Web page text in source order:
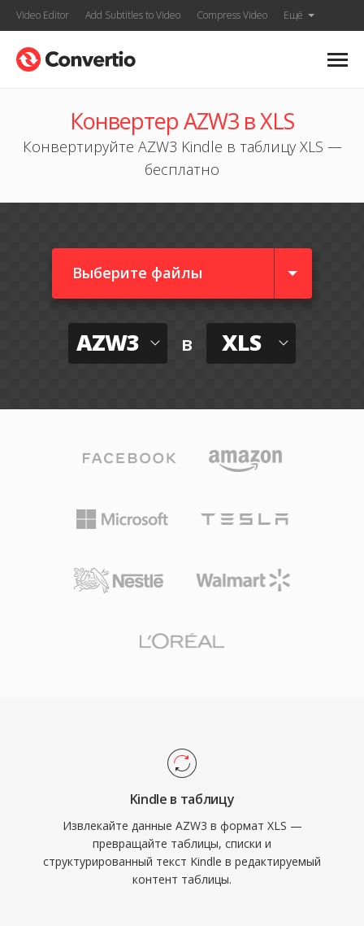
Video Editor Add Subtitles to Video Compress Video Ещё
Конвертер AZW3 в XLS
Конвертируйте AZW3 Kindle в таблицу XLS —
бесплатно
Выберите файлы
AZW3 в XLS
Kindle в таблицу
Извлекайте данные AZW3 в формат XLS —
превращайте таблицы, списки и
структурированный текст Kindle в редактируемый
контент таблицы.